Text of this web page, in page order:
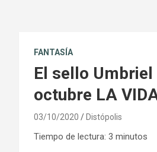
FANTASÍA
El sello
octubre LA
03/10/2020 Distópolis
Tiempo de lectura: 3 minutos